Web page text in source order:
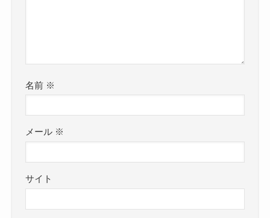
名前 ※
メール ※
サイト